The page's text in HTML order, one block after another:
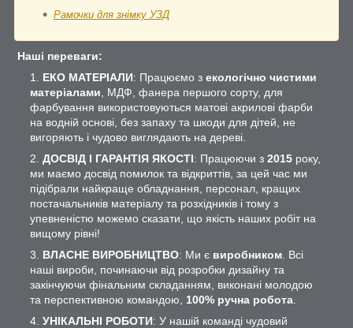
Рамочки для знімку УЗД
Наші переваги:
ЕКО МАТЕРІАЛИ: Працюємо з екологічно чистими
матеріалами , МДФ, фанера першого сорту, для
фарбування використовуються матові акрилові фарби
на водній основі, без запаху та шкоди для дітей, не
вигоряють і чудово виглядають на дереві.
ДОСВІД І ГАРАНТІЯ ЯКОСТІ: Працюючи з 2015 року,
ми маємо досвід помилок та відкриттів, за цей час ми
підібрали найкраще обладнання, персонал, кращих
постачальників матеріалу та розхідників і тому з
упевненістю можемо сказати, що якість наших робіт на
вищому рівні!
ВЛАСНЕ ВИРОБНИЦТВО: Ми є виробником . Всі
наші вироби, починаючи від розробки дизайну та
закінчуючи фінальним складанням, виконані молодою
та перспективною командою, 100% ручна робота
УНІКАЛЬНІ РОБОТИ: У нашій команді чудовий